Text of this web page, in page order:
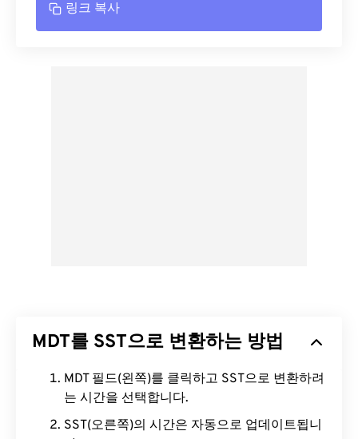
링크 복사
MDT를 SST으로 변환하는 방법
MDT 필드(왼쪽)를 클릭하고 SST으로 변환하려
는 시간을 선택합니다.
SST(오른쪽)의 시간은 자동으로 업데이트됩니